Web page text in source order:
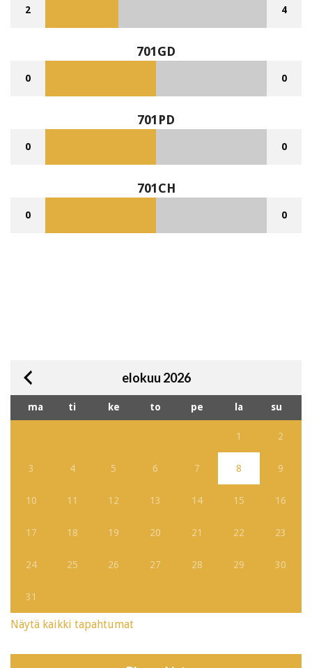
2 4
701GD
0 0
701PD
0 0
701CH
0 0
elokuu 2026
ma ti ke to pe la su
1 2
3 4 5 6 7 8 9
10 11 12 13 14 15 16
17 18 19 20 21 22 23
24 25 26 27 28 29 30
31
Näytä kaikki tapahtumat